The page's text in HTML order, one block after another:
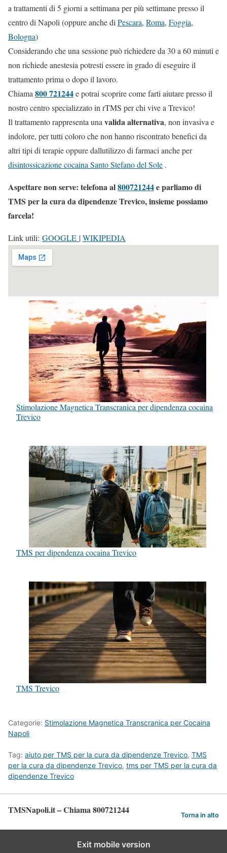
a trattamenti di 5 giorni a settimana per più settimane presso il
centro di Napoli (oppure anche di Pescara, Roma, Foggia,
Bologna)
Considerando che una sessione può richiedere da 30 a 60 minuti e
non richiede anestesia potresti essere in grado di eseguire il
trattamento prima o dopo il lavoro.
Chiama 800 721244e potrai scoprire come farti aiutare presso il
nostro centro specializzato in rTMS per chi vive a Trevico!
Il trattamento rappresenta una valida alternativa, non invasiva e
indolore, per tutti coloro che non hanno riscontrato benefici da
altri tipi di terapie oppure dallutilizzo di farmaci anche per
disintossicazione cocaina Santo Stefano del Sole .
Aspettare non serve: telefona al800721244e parliamo di
TMS per la cura da dipendenze Trevico, insieme possiamo
farcela!
Link utili: GOOGLE |WIKIPEDIA
Stimolazione Magnetica Transcranica per dipendenza cocaina
Trevico
TMS per dipendenza cocaina Trevico
TMS Trevico
Categorie: Stimolazione Magnetica Transcranica per Cocaina
Napoli
Tag: aiuto per TMS per la cura da dipendenze Trevico, TMS
per la cura da dipendenze Trevico, tms per TMS per la cura da
dipendenze Trevico
TMSNapoli.it – Chiama 800721244 Torna in alto
Exit mobile version